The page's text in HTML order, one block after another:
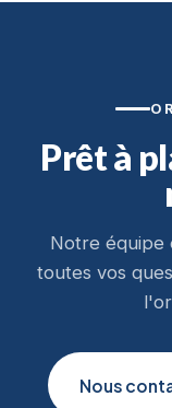
Prêt à
Notre équipe
toutes vos
Nous